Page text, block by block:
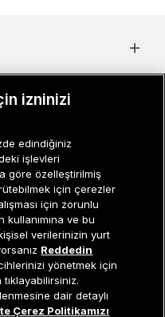
© Eren Holding
izninizi
edindiğiniz
işlevleri
göre özelleştirilmiş
için çerezler
için zorunlu
kullanımına ve bu
verilerinizin yurt
Reddedin
yönetmek için
dair detaylı
Çerez Politikamızı